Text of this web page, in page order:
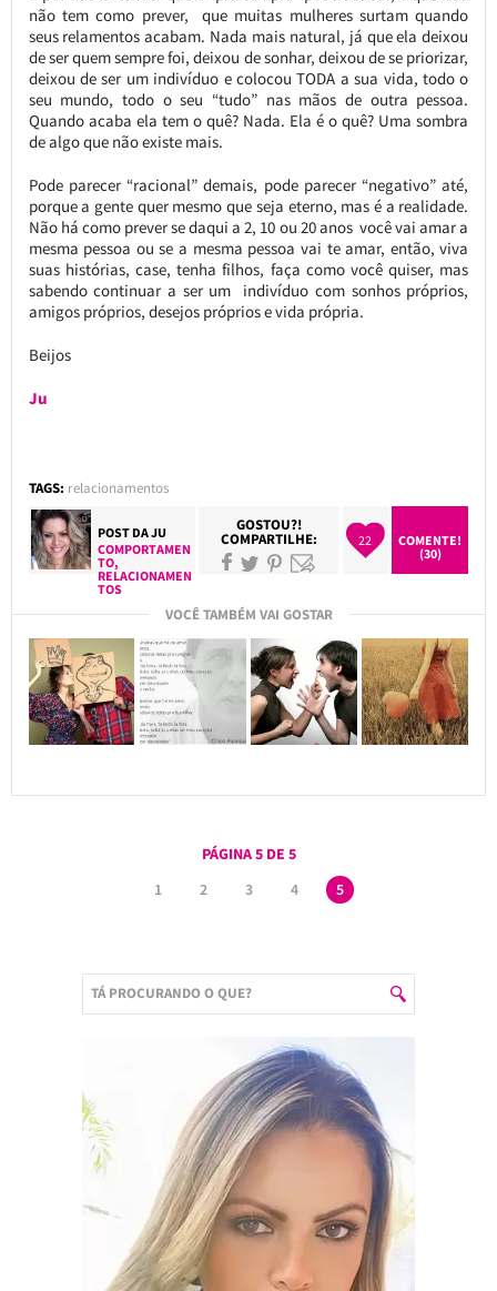
não tem como prever, que muitas mulheres surtam quando
seus relamentos acabam. Nada mais natural, já que ela deixou
de ser quem sempre foi, deixou de sonhar, deixou de se priorizar,
deixou de ser um indivíduo e colocou TODA a sua vida, todo o
seu mundo, todo o seu “tudo” nas mãos de outra pessoa.
Quando acaba ela tem o quê? Nada. Ela é o quê? Uma sombra
de algo que não existe mais.
Pode parecer “racional” demais, pode parecer “negativo” até,
porque a gente quer mesmo que seja eterno, mas é a realidade.
Não há como prever se daqui a 2, 10 ou 20 anos você vai amar a
mesma pessoa ou se a mesma pessoa vai te amar, então, viva
suas histórias, case, tenha filhos, faça como você quiser, mas
sabendo continuar a ser um indivíduo com sonhos próprios,
amigos próprios, desejos próprios e vida própria.
Beijos
Ju
TAGS: relacionamentos
POST DAJU
COMPORTAMEN
TO,
RELACIONAMEN
TOS
GOSTOU?!
COMPARTILHE: 22
COMENTE!
(30)
VOCÊ TAMBÉM VAI GOSTAR
PÁGINA 5 DE 5
1
2 3 4 5